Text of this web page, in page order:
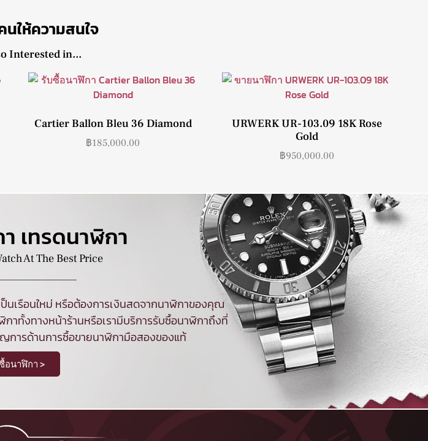
ให้ความสนใจ
Interested in...
Cartier Ballon Bleu 36 Diamond
฿185,000.00
URWERK UR-103.09 18K Rose
Gold
฿950,000.00
เทรดนาฬิกา
At The Best Price
เรือนใหม่ หรือต้องการเงินสดจากนาฬิกาของคุณ
กาทั้งทางหน้าร้านหรือเรามีบริการรับซื้อนาฬิกาถึงที่
ญการด้านการซื้อขายนาฬิกามือสองของแท้
อนาฬิกา >